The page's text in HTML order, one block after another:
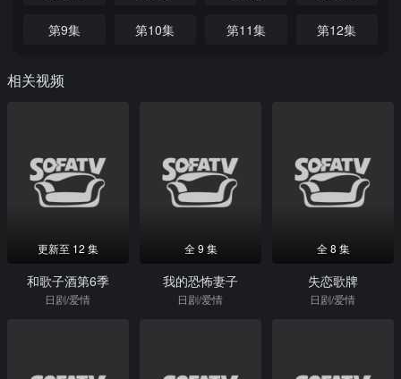
第9集 第10集 第11集 第12集
相关视频
更新至 12 集
和歌子酒第6季
日剧/爱情
全 9 集
我的恐怖妻子
日剧/爱情
全 8 集
失恋歌牌
日剧/爱情